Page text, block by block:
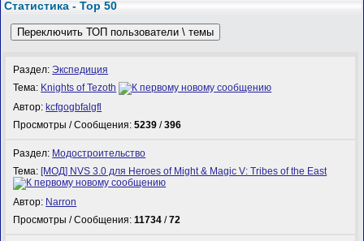
Статистика - Top 50
Переключить ТОП пользователи \ темы
Раздел:Экспедиция
Тема: Knights of Tezoth
Автор: kcfgogbfalgfl
Просмотры / Сообщения:5239 /396
Раздел: Модостроительство
Тема: [МОД] NVS 3.0 для Heroes of Might & Magic V: Tribes of the East
Автор: Narron
Просмотры / Сообщения:11734 /72